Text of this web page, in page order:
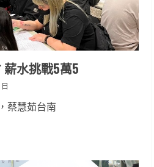
水挑戰5萬5
蔡慧茹台南